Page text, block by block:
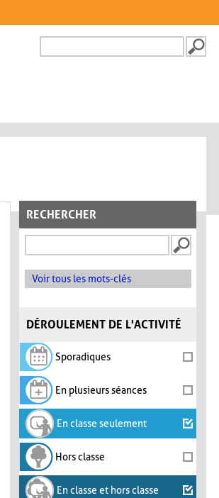
FORMULAIRE DE
RECHERCHER
Voir tous les mots-clés
DÉROULEMENT DE L'ACTIVITÉ
Sporadiques
En plusieurs séances
En classe seulement
Hors classe
En classe et hors classe